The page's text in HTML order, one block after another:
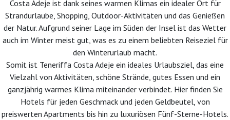
Costa Adeje ist dank seines warmen Klimas ein idealer Ort für
Strandurlaube, Shopping, Outdoor-Aktivitäten und das Genießen
der Natur. Aufgrund seiner Lage im Süden der Insel ist das Wetter
auch im Winter meist gut, was es zu einem beliebten Reiseziel für
den Winterurlaub macht.
Somit ist Teneriffa Costa Adeje ein ideales Urlaubsziel, das eine
Vielzahl von Aktivitäten, schöne Strände, gutes Essen und ein
ganzjährig warmes Klima miteinander verbindet. Hier finden Sie
Hotels für jeden Geschmack und jeden Geldbeutel, von
preiswerten Apartments bis hin zu luxuriösen Fünf-Sterne-Hotels.